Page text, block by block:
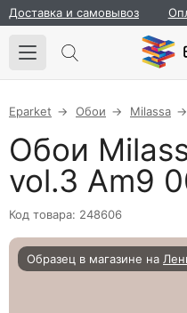
Доставка и самовывоз
Eparket Обои Milassa
Обои
vol.3 Am9
Код товара: 248606
Образец в магазине на